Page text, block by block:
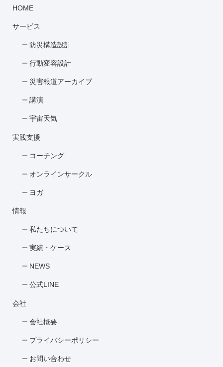
HOME
サービス
防災構造設計
行動変容設計
災害報道アーカイブ
講演
宇宙天気
実践支援
コーチング
オンラインサークル
ヨガ
情報
私たちについて
実績・ケース
NEWS
公式LINE
会社
会社概要
プライバシーポリシー
お問い合わせ